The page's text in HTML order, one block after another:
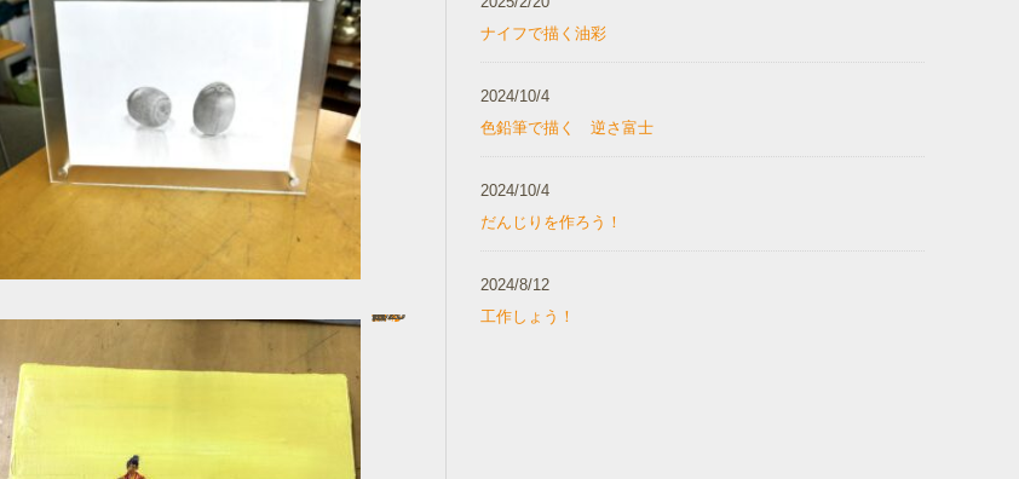
ナイフで描く油彩
In 一般コース
2025年2月20日
ナイフで描く油彩
2024/10/4
色鉛筆で描く 逆さ富士
2024/10/4
だんじりを作ろう！
2024/8/12
工作しょう！